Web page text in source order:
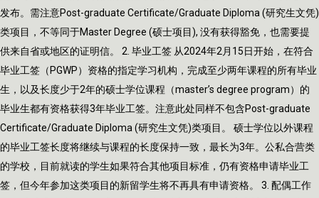
可
申
三
年
工
签
发布。需注意Post-graduate Certificate/Graduate Diploma (研究生文凭)
类项目，不等同于Master Degree (硕士项目), 没有获得豁免，也需要提
供来自省或地区的证明信。 2. 毕业工签 从2024年2月15日开始，在符合
毕业工签（PGWP）资格的指定学习机构，完成至少两年课程的所有毕业
生，以及长度少于2年的硕士学位课程（master’s degree program）的
毕业生都有资格获得3年毕业工签。注意此处同样不包含Post-graduate
Certificate/Graduate Diploma (研究生文凭)类项目。 硕士学位以外课程
的毕业工签长度将继续与课程的长度保持一致，最长为3年。公私合营类
的学校，目前就读的学生如果符合其他项目标准，仍有资格申请毕业工
签，但今年参加这类项目的新留学生将不再具有申请资格。 3. 配偶工作